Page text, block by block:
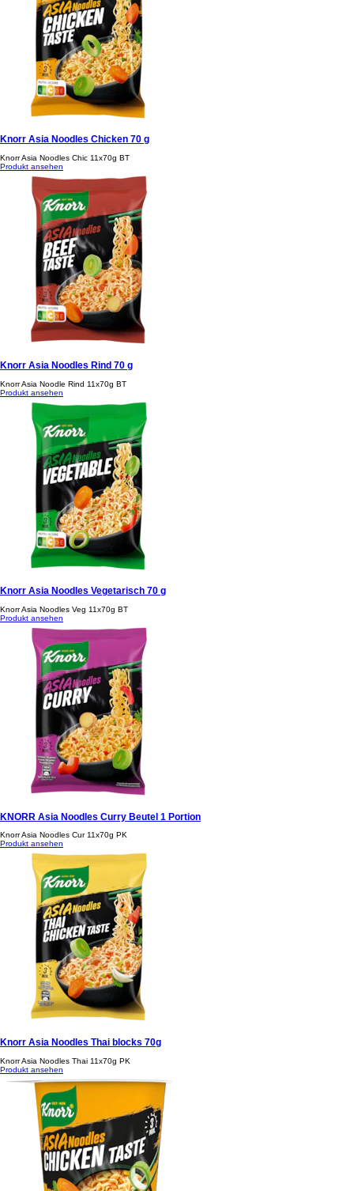
Knorr Asia Noodles Chicken 70 g
Knorr Asia Noodles Chic 11x70g BT
Produkt ansehen
Knorr Asia Noodles Rind 70 g
Knorr Asia Noodle Rind 11x70g BT
Produkt ansehen
Knorr Asia Noodles Vegetarisch 70 g
Knorr Asia Noodles Veg 11x70g BT
Produkt ansehen
KNORR Asia Noodles Curry Beutel 1 Portion
Knorr Asia Noodles Cur 11x70g PK
Produkt ansehen
Knorr Asia Noodles Thai blocks 70g
Knorr Asia Noodles Thai 11x70g PK
Produkt ansehen